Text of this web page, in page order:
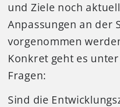
und Ziele noch
Anpassungen an der
vorgenommen
Konkret geht es
Fragen:
Sind die